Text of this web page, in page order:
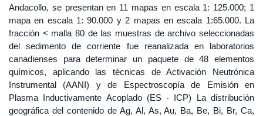
Andacollo, se presentan en 11 mapas en escala 1: 125.000; 1
mapa en escala 1: 90.000 y 2 mapas en escala 1:65.000. La
fracción < malla 80 de las muestras de archivo seleccionadas
del sedimento de corriente fue reanalizada en laboratorios
canadienses para determinar un paquete de 48 elementos
químicos, aplicando las técnicas de Activación Neutrónica
Instrumental (AANI) y de Espectroscopía de Emisión en
Plasma Inductivamente Acoplado (ES - ICP) La distribución
geográfica del contenido de Ag, Al, As, Au, Ba, Be, Bi, Br, Ca,